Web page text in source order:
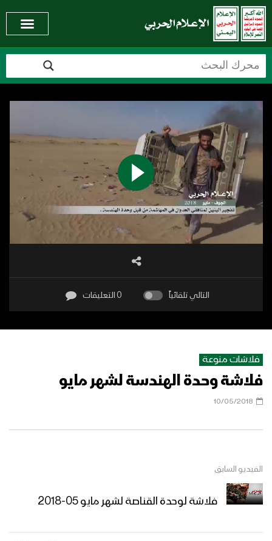
التالي تلقائياً 0 التعليقات
فلاشات منوعة
فلاشة وحدة الهندسة لشهر مايو
10/05/2018
الفيديو السابق
فلاشة لوحدة القناصة لشهر مايو 05-2018